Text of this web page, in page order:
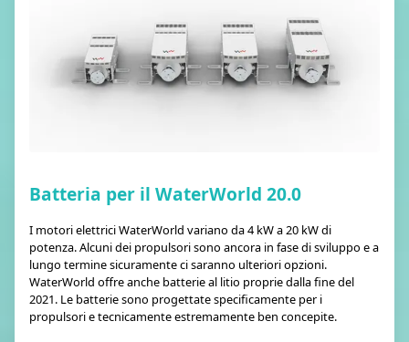
Batteria per il WaterWorld 20.0
I motori elettrici WaterWorld variano da 4 kW a 20 kW di
potenza. Alcuni dei propulsori sono ancora in fase di sviluppo e a
lungo termine sicuramente ci saranno ulteriori opzioni.
WaterWorld offre anche batterie al litio proprie dalla fine del
2021. Le batterie sono progettate specificamente per i
propulsori e tecnicamente estremamente ben concepite.